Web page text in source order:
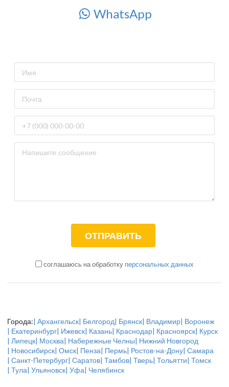
WhatsApp
соглашаюсь на обработку персональных данных
Города:| Архангельск| Белгород| Брянск| Владимир| Воронеж
| Екатеринбург| Ижевск| Казань| Краснодар| Красноярск| Курск
| Липецк| Москва| Набережные Челны| Нижний Новгород
| Новосибирск| Омск| Пенза| Пермь| Ростов-на-Дону| Самара
| Санкт-Петербург| Саратов| Тамбов| Тверь| Тольятти| Томск
| Тула| Ульяновск| Уфа| Челябинск